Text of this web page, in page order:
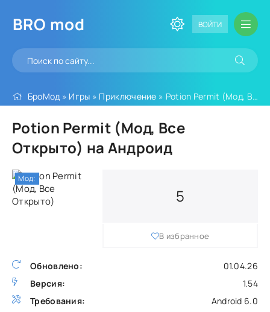
BRO mod ВОЙТИ
БроМод » Игры » Приключение » Potion Permit (Мод, Все Открыто)
Potion Permit (Мод, Все
Открыто) на Андроид
Обновлено:
01.04.26
Версия:
1.54
Требования:
Android 6.0
5
В избранное
Мод: